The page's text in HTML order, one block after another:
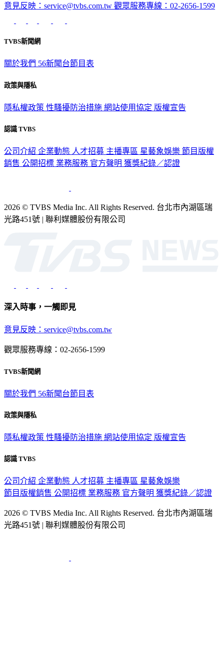
意見反映：service@tvbs.com.tw 觀眾服務專線：02-2656-1599
TVBS新聞網
關於我們 56新聞台節目表
政策與隱私
隱私權政策 性騷擾防治措施 網站使用協定 版權宣告
認識 TVBS
公司介紹 企業動態 人才招募 主播專區 星藝象娛樂 節目版權
銷售 公開招標 業務服務 官方聲明 獲獎紀錄／認證
2026 © TVBS Media Inc. All Rights Reserved. 台北市內湖區瑞
光路451號 | 聯利媒體股份有限公司
深入時事，一觸即見
意見反映：service@tvbs.com.tw
觀眾服務專線：02-2656-1599
TVBS新聞網
關於我們 56新聞台節目表
政策與隱私
隱私權政策 性騷擾防治措施 網站使用協定 版權宣告
認識 TVBS
公司介紹 企業動態 人才招募 主播專區 星藝象娛樂
節目版權銷售 公開招標 業務服務 官方聲明 獲獎紀錄／認證
2026 © TVBS Media Inc. All Rights Reserved. 台北市內湖區瑞
光路451號 | 聯利媒體股份有限公司